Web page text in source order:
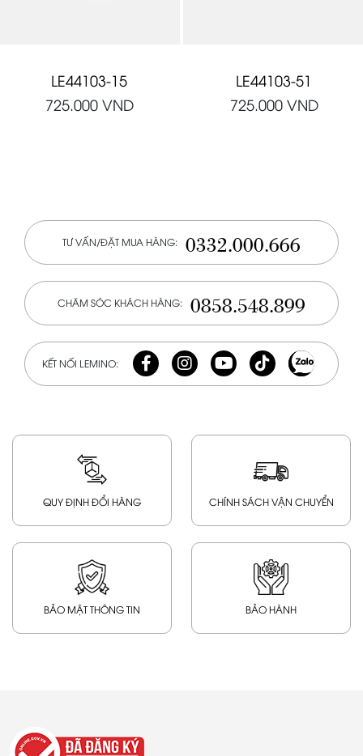
LE44103-15
725.000VND
LE44103-51
725.000VND
TƯ VẤN/ĐẶT MUA HÀNG: 0332.000.666
CHĂM SÓC KHÁCH HÀNG: 0858.548.899
KẾT NỐI LEMINO:
QUY ĐỊNH ĐỔI HÀNG CHÍNH SÁCH VẬN CHUYỂN
BẢO MẬT THÔNG TIN BẢO HÀNH